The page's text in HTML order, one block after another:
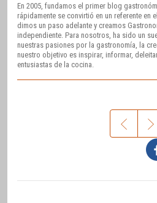
En 2005, fundamos el primer blog
rápidamente se convirtió en un referente en
dimos un paso adelante y creamos
independiente. Para nosotros, ha sido un
nuestras pasiones por la gastronomía, la
nuestro objetivo es inspirar, informar,
entusiastas de la cocina.